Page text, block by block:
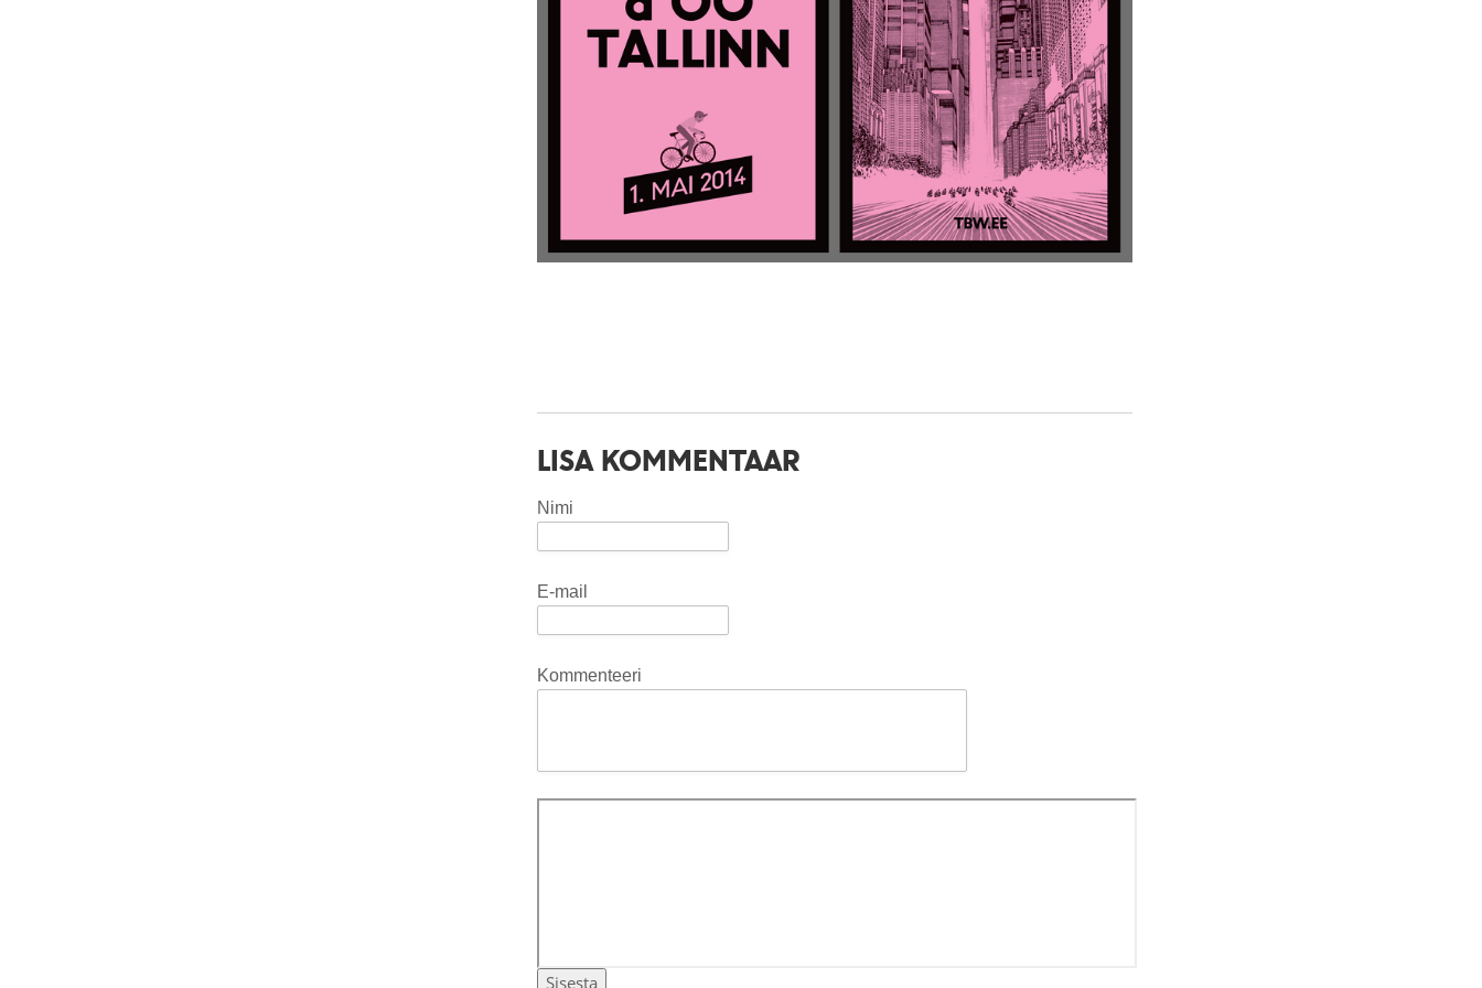
LISA KOMMENTAAR
Nimi
E-mail
Kommenteeri